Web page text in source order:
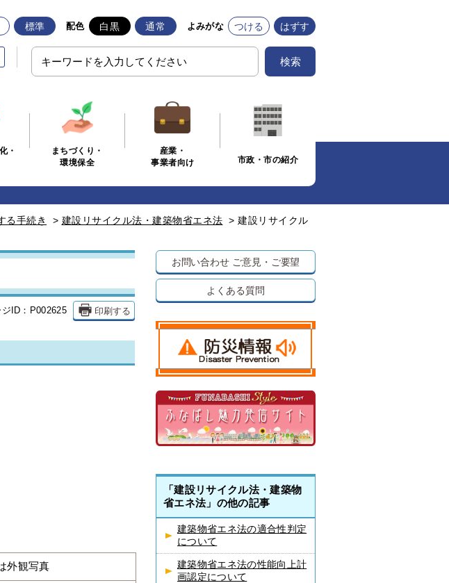
標準 配色 白黒 通常 よみがな つける はずす
検索
・
まちづくり・
環境保全
産業・
事業者向け
市政・市の紹介
る手続き > 建設リサイクル法・建築物省エネ法 > 建設リサイクル
ID：P002625 印刷する
外観写真
お問い合わせ ご意見・ご要望
よくある質問
「建設リサイクル法・建築物
省エネ法」の他の記事
建築物省エネ法の適合性判定
について
建築物省エネ法の性能向上計
画認定について